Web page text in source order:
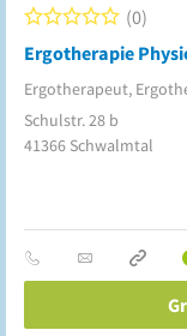
Ergotherapie
Ergotherapeut,
0
Schulstr. 28 b
41366 Schwalmtal